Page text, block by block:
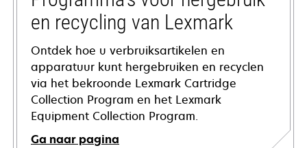
en recycling van Lexmark
Ontdek hoe u verbruiksartikelen en
apparatuur kunt hergebruiken en recyclen
via het bekroonde Lexmark Cartridge
Collection Program en het Lexmark
Equipment Collection Program.
Ga naar pagina